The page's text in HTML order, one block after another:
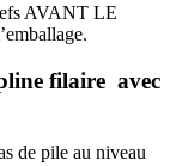
AVANT LE
filaire avec
de pile au niveau